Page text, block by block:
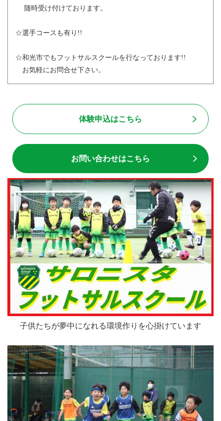
随時受け付けております。
☆選手コースも有り!!
☆和光市でもフットサルスクールを行なっております!!
お気軽にお問合せ下さい。
体験申込はこちら
お問い合わせはこちら
子供たちが夢中になれる環境作りを心掛けています